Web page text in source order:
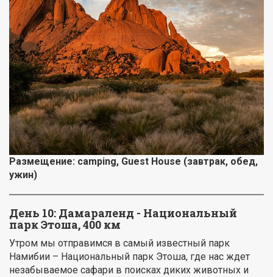
Размещение: camping, Guest House (завтрак, обед,
ужин)
День 10: Дамараленд - Национальный
парк Этоша, 400 км
Утром мы отправимся в самый известный парк
Намибии – Национальный парк Этоша, где нас ждет
незабываемое сафари в поисках диких животных и